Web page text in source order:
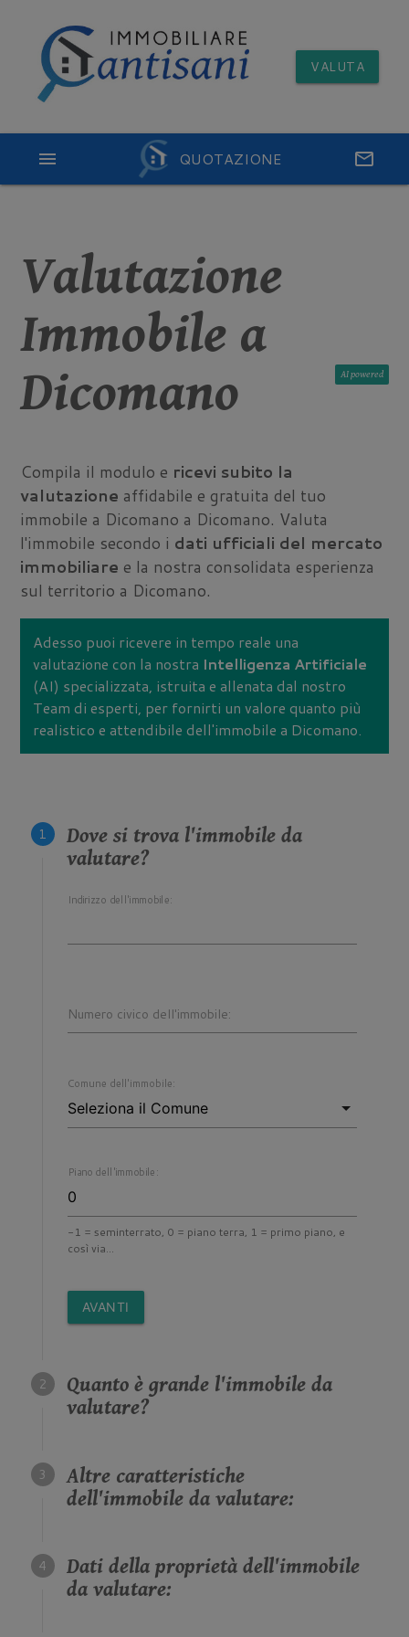
VALUTA
QUOTAZIONE email
menu
Valutazione
Immobile a
Dicomano
AI
Compila il modulo e ricevi subito la
valutazione affidabile e gratuita del tuo
immobile a Dicomano a Dicomano. Valuta
l'immobile secondo i dati ufficiali del mercato
immobiliare e la nostra consolidata esperienza
sul territorio a Dicomano.
Adesso puoi ricevere in tempo reale una
valutazione con la nostra Intelligenza Artificiale
(AI) specializzata, istruita e allenata dal nostro
Team di esperti, per fornirti un valore quanto più
realistico e attendibile dell'immobile a Dicomano.
Dove si trova l'immobile da
valutare?
Indirizzo dell'immobile:
Numero civico dell'immobile:
Comune dell'immobile:
Piano dell'immobile:
-1 = seminterrato, 0 = piano terra, 1 = primo piano, e
così via...
AVANTI
Quanto è grande l'immobile da
valutare?
Altre caratteristiche
dell'immobile da valutare:
Dati della proprietà dell'immobile
da valutare: